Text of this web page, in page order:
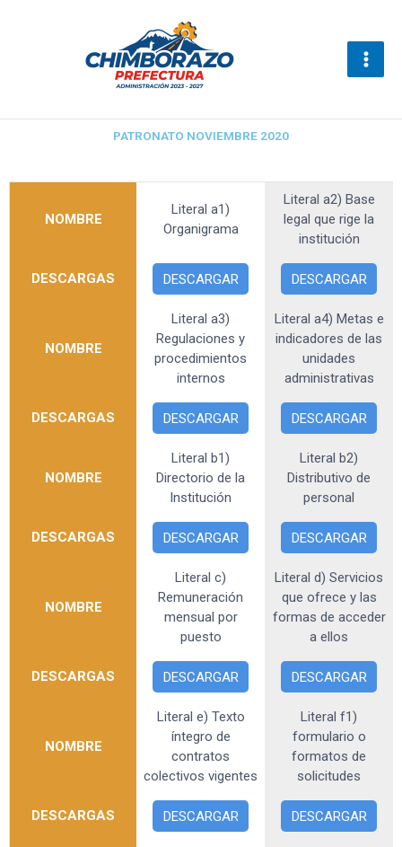
PATRONATO NOVIEMBRE 2020
NOMBRE
Literal a1)
Organigrama
Literal a2) Base
legal que rige la
institución
DESCARGAS DESCARGAR DESCARGAR
NOMBRE
Literal a3)
Regulaciones y
procedimientos
internos
Literal a4) Metas e
indicadores de las
unidades
administrativas
DESCARGAS DESCARGAR DESCARGAR
NOMBRE
Literal b1)
Directorio de la
Institución
Literal b2)
Distributivo de
personal
DESCARGAS DESCARGAR DESCARGAR
NOMBRE
Literal c)
Remuneración
mensual por
puesto
Literal d) Servicios
que ofrece y las
formas de acceder
a ellos
DESCARGAS DESCARGAR DESCARGAR
NOMBRE
Literal e) Texto
íntegro de
contratos
colectivos vigentes
Literal f1)
formulario o
formatos de
solicitudes
DESCARGAS DESCARGAR DESCARGAR